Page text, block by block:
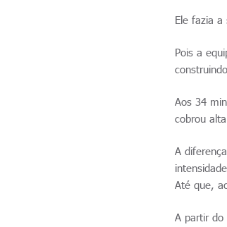
Ele fazia
Pois a
Aos 34
cobrou
A
Até que,
A partir